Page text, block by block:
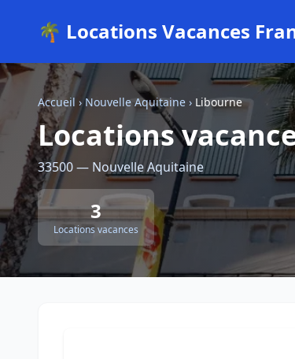
🌴 Locations Vacances
Accueil › Nouvelle Aquitaine › Libourne
Locations
33500 — Nouvelle Aquitaine
3
Locations vacances